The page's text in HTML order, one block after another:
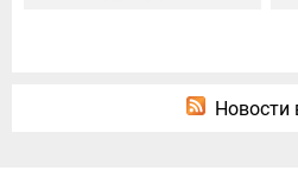
Новости